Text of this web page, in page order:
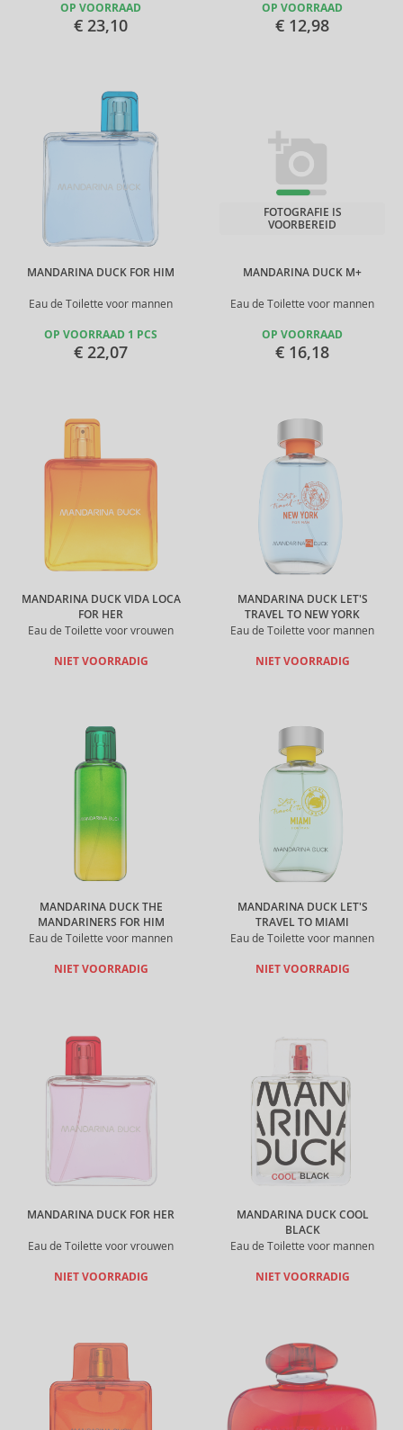
OP VOORRAAD
€ 23,10
OP VOORRAAD
€ 12,98
MANDARINA DUCK FOR HIM
Eau de Toilette voor mannen
OP VOORRAAD 1 PCS
€ 22,07
MANDARINA DUCK M+
Eau de Toilette voor mannen
FOTOGRAFIE IS
VOORBEREID
OP VOORRAAD
€ 16,18
MANDARINA DUCK VIDA LOCA
FOR HER
Eau de Toilette voor vrouwen
NIET VOORRADIG
MANDARINA DUCK LET'S
TRAVEL TO NEW YORK
Eau de Toilette voor mannen
NIET VOORRADIG
MANDARINA DUCK THE
MANDARINERS FOR HIM
Eau de Toilette voor mannen
NIET VOORRADIG
MANDARINA DUCK LET'S
TRAVEL TO MIAMI
Eau de Toilette voor mannen
NIET VOORRADIG
MANDARINA DUCK FOR HER
Eau de Toilette voor vrouwen
NIET VOORRADIG
MANDARINA DUCK COOL
BLACK
Eau de Toilette voor mannen
NIET VOORRADIG